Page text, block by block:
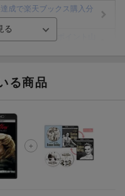
成で楽天ブックス購入分
報
料データSIM（3GB/月プ
る商品